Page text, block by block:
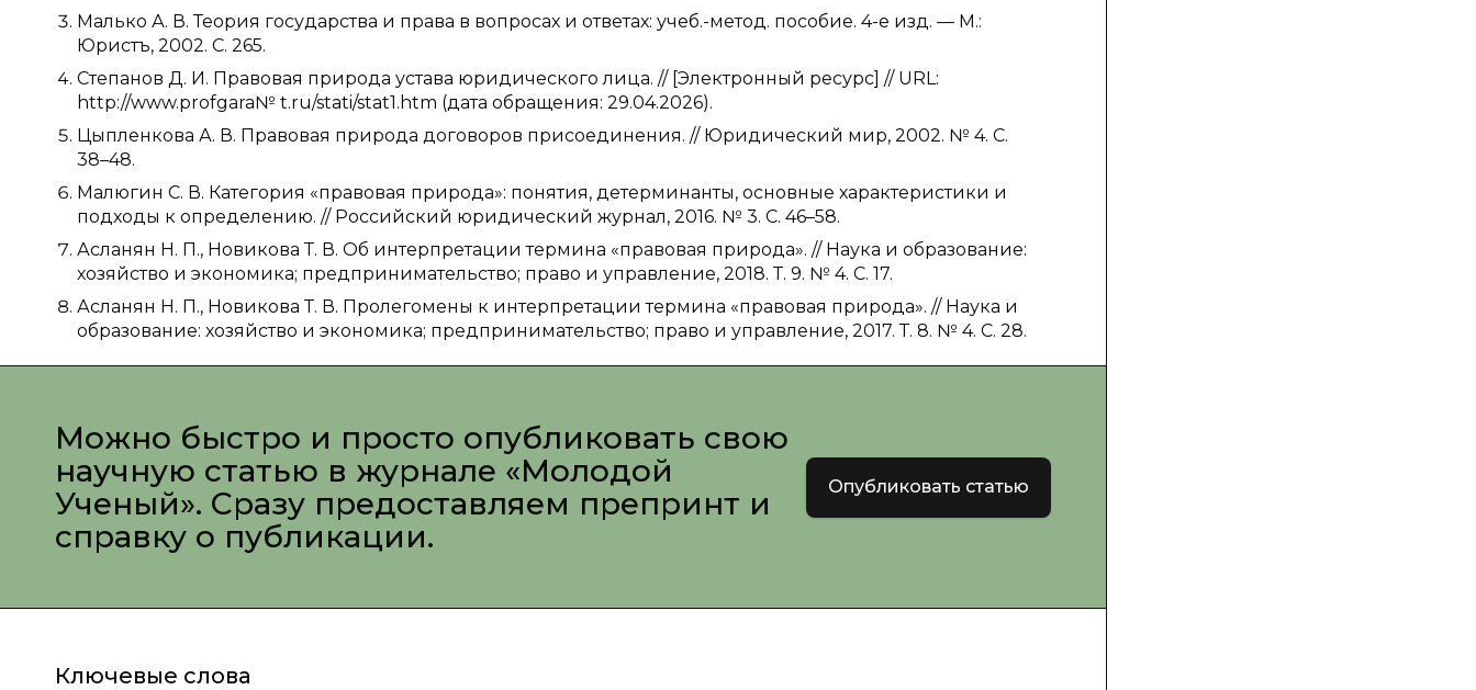
Малько А. В. Теория государства и права в вопросах и ответах: учеб.-метод. пособие. 4-е изд. — М.:
Юристъ, 2002. С. 265.
Степанов Д. И. Правовая природа устава юридического лица. // [Электронный ресурс] // URL:
http://www.profgara№ t.ru/stati/stat1.htm (дата обращения: 29.04.2026).
Цыпленкова А. В. Правовая природа договоров присоединения. // Юридический мир, 2002. № 4. С.
38–48.
Малюгин С. В. Категория «правовая природа»: понятия, детерминанты, основные характеристики и
подходы к определению. // Российский юридический журнал, 2016. № 3. С. 46–58.
Асланян Н. П., Новикова Т. В. Об интерпретации термина «правовая природа». // Наука и образование:
хозяйство и экономика; предпринимательство; право и управление, 2018. Т. 9. № 4. С. 17.
Асланян Н. П., Новикова Т. В. Пролегомены к интерпретации термина «правовая природа». // Наука и
образование: хозяйство и экономика; предпринимательство; право и управление, 2017. Т. 8. № 4. С. 28.
Можно быстро и просто опубликовать свою
научную статью в журнале «Молодой
Ученый». Сразу предоставляем препринт и
справку о публикации.
Опубликовать статью
Ключевые слова